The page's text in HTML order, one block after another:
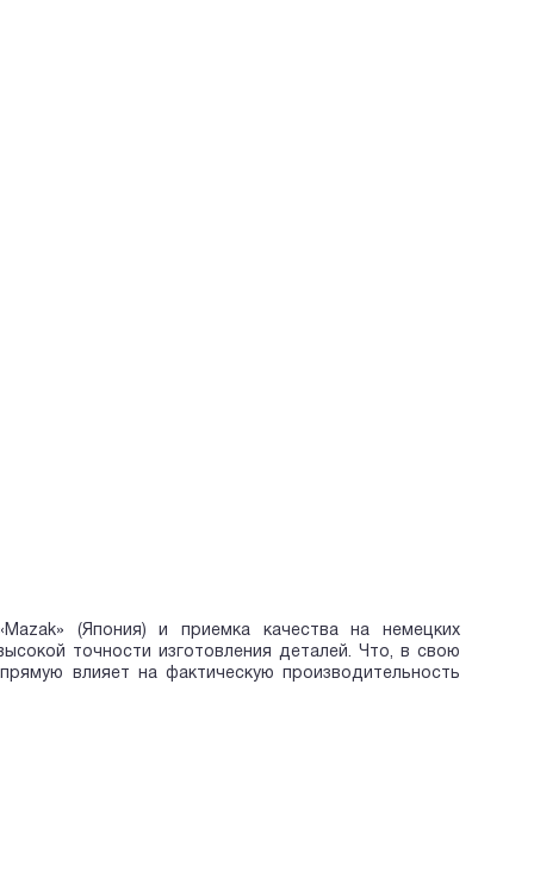
(Япония) и приемка качества на немецких
точности изготовления деталей. Что, в свою
влияет на фактическую производительность